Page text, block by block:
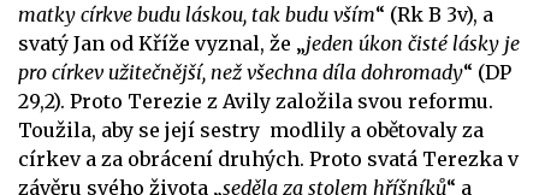
matky církve budu láskou, tak budu vším“ (Rk B 3v), a
svatý Jan od Kříže vyznal, že „jeden úkon čisté lásky je
pro církev užitečnější, než všechna díla dohromady“ (DP
29,2). Proto Terezie z Avily založila svou reformu.
Toužila, aby se její sestry modlily a obětovaly za
církev a za obrácení druhých. Proto svatá Terezka v
závěru svého života „seděla za stolem hříšníků“ a